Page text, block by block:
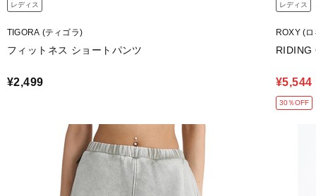
レディス
TIGORA (ティゴラ)
フィットネス ショートパンツ
¥2,499
レディス
ROXY (
RIDING
¥5,544
30％OFF